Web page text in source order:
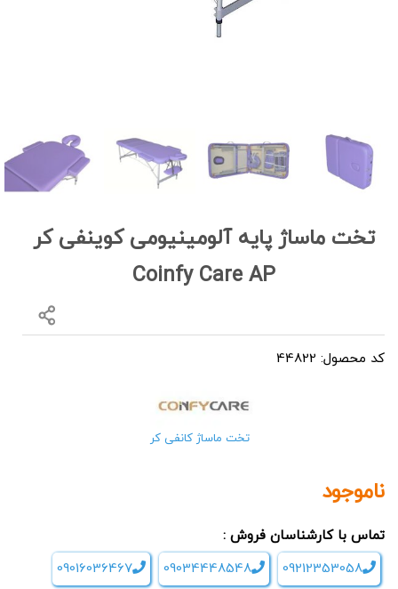
تخت ماساژ پایه آلومینیومی کوینفی کر
Coinfy Care AP
کد محصول: 44822
تخت ماساژ کانفی کر
ناموجود
تماس با کارشناسان فروش :
09212353058
09034448548
09016036467